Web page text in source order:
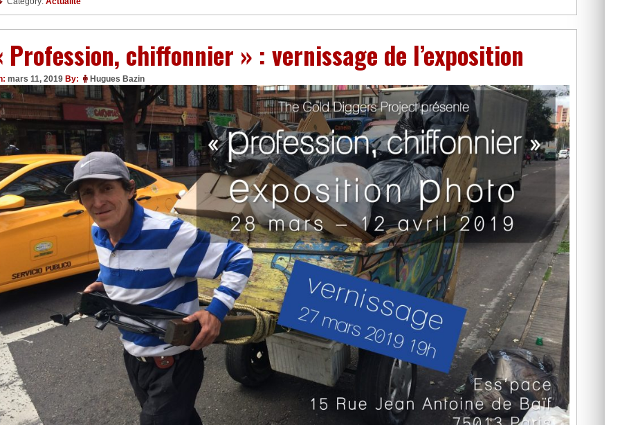
Profession, chiffonnier » : vernissage de l’exposition
mars 11, 2019 By: Hugues Bazin